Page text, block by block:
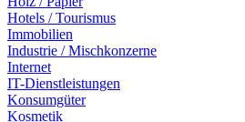
Hotels / Tourismus
Immobilien
Industrie / Mischkonzerne
Internet
IT-Dienstleistungen
Konsumgüter
Kosmetik